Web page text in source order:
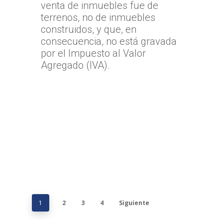
venta de inmuebles fue de
terrenos, no de inmuebles
construidos, y que, en
consecuencia, no está gravada
por el Impuesto al Valor
Agregado (IVA).
1 2 3 4 Siguiente